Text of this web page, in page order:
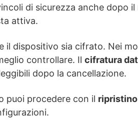
di sicurezza anche dopo il
attiva.
il dispositivo sia cifrato. Nei
controllare. Il cifratura
dopo la cancellazione.
puoi procedere con il